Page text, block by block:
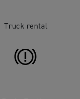
Truck rental